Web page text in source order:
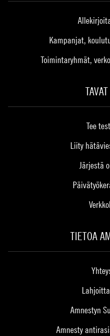
Kampanjat,
Toimintaryhmät,
Tee
Liity
Järjestä
TIETOA
Amnestyn
Amnesty